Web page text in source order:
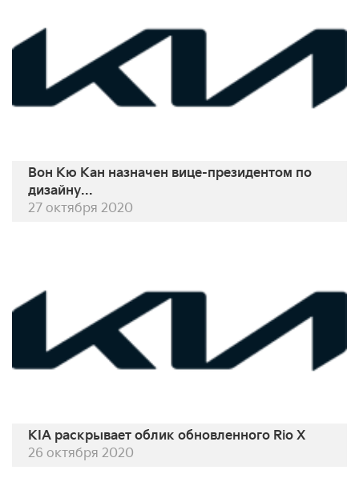
Вон Кю Кан назначен вице-президентом по
дизайну...
27 октября 2020
KIA раскрывает облик обновленного Rio X
26 октября 2020